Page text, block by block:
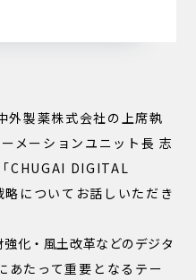
外製薬株式会社の上席執
メーションユニット長 志
CHUGAI DIGITAL
についてお話しいただき
強化・風土改革などのデジタ
あたって重要となるテー